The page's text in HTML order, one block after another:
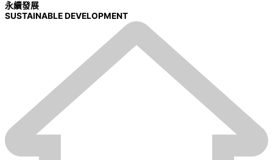
永續發展
SUSTAINABLE DEVELOPMENT